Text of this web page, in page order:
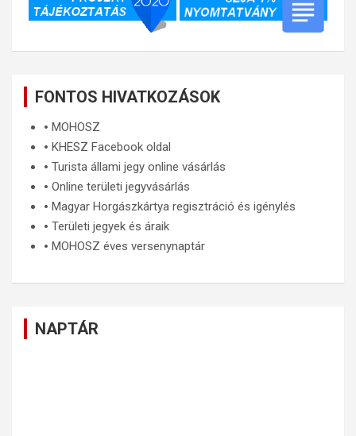
FONTOS HIVATKOZÁSOK
🞄 MOHOSZ
🞄 KHESZ Facebook oldal
🞄 Turista állami jegy online vásárlás
🞄 Online területi jegyvásárlás
🞄 Magyar Horgászkártya regisztráció és igénylés
🞄 Területi jegyek és áraik
🞄 MOHOSZ éves versenynaptár
NAPTÁR